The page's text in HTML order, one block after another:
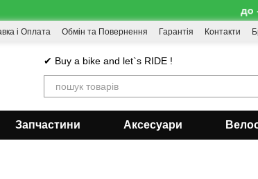
до
і Оплата Обмін та Повернення Гарантія Контакти
✔ Buy a bike and let`s RIDE !
Запчастини Аксесуари